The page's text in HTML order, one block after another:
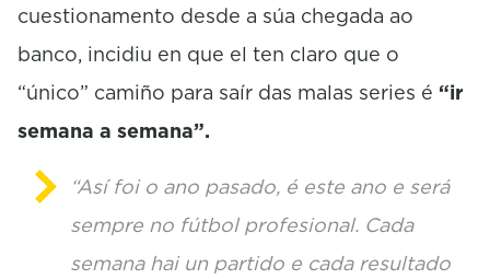
cuestionamento desde a súa chegada ao
banco, incidiu en que el ten claro que o
“único” camiño para saír das malas series é “ir
semana a semana”.
“Así foi o ano pasado, é este ano e será
sempre no fútbol profesional. Cada
semana hai un partido e cada resultado